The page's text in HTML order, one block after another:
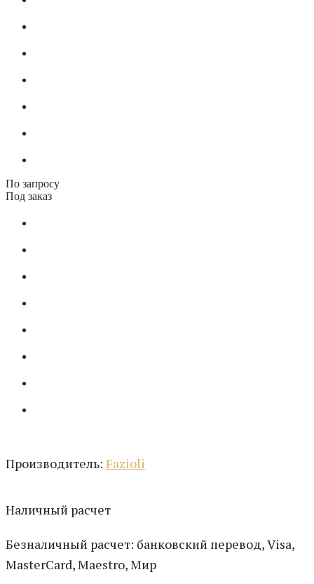
По запросу
Под заказ
Производитель: Fazioli
Наличный расчет
Безналичный расчет: банковский перевод, Visa,
MasterCard, Maestro, Мир